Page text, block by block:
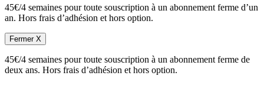
45€/4 semaines pour toute souscription à un abonnement ferme d’un
an. Hors frais d’adhésion et hors option.
Fermer X
45€/4 semaines pour toute souscription à un abonnement ferme de
deux ans. Hors frais d’adhésion et hors option.